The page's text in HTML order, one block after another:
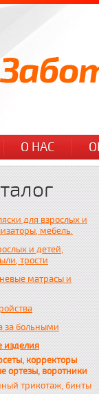
О НАС
для взрослых и
мебель.
и детей,
трости
матрасы и
за больными
изделия
корректоры
ортезы, воротники
трикотаж, бинты